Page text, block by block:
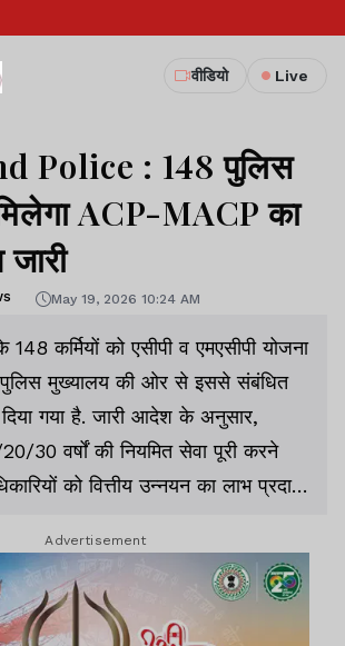
वीडियो Live
Police : 148 पुलिस
मिलेगा ACP-MACP का
May 19, 2026 10:24 AM
कर्मियों को एसीपी व एमएसीपी योजना
पुलिस मुख्यालय की ओर से इससे संबंधित
गया है. जारी आदेश के अनुसार,
30 वर्षों की नियमित सेवा पूरी करने
को वित्तीय उन्नयन का लाभ प्रदान
Advertisement